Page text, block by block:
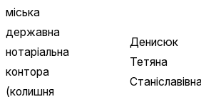
міська
державна
нотаріальна
контора
(колишня
Денисюк
Тетяна